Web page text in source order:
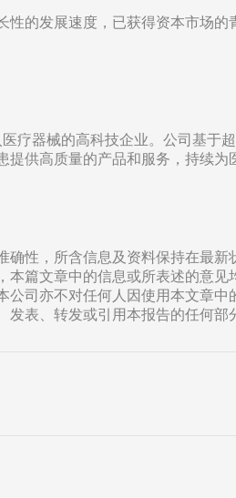
的发展速度，已获得资本市场
疗器械的高科技企业。公司基于
供高质量的产品和服务，持续为
性，所含信息及资料保持在最
篇文章中的信息或所表述的意
司亦不对任何人因使用本文章
表、转发或引用本报告的任何部